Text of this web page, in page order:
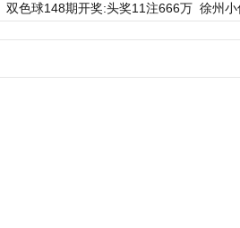
双色球148期开奖:头奖11注666万 徐州